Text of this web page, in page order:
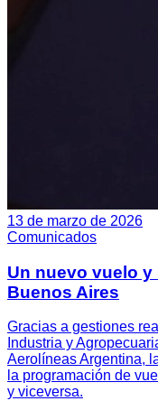
13 de marzo de 2026
Comunicados
Un nuevo vuelo
Buenos Aires
Gracias a gestiones
Industria y
Aerolíneas Argentina,
la programación de
y viceversa.